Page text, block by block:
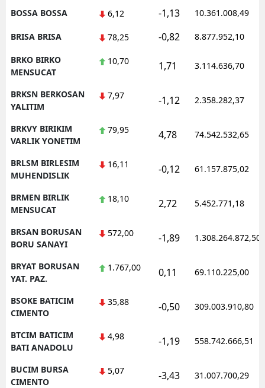
BOSSA BOSSA 6,12 -1,13 10.361.008,49
BRISA BRISA 78,25 -0,82 8.877.952,10
BRKO BIRKO
MENSUCAT
10,70 1,71 3.114.636,70
BRKSN BERKOSAN
YALITIM
7,97 -1,12 2.358.282,37
BRKVY BIRIKIM
VARLIK YONETIM
79,95 4,78 74.542.532,65
BRLSM BIRLESIM
MUHENDISLIK
16,11 -0,12 61.157.875,02
BRMEN BIRLIK
MENSUCAT
18,10 2,72 5.452.771,18
BRSAN BORUSAN
BORU SANAYI
572,00 -1,89 1.308.264.872,50
BRYAT BORUSAN
YAT. PAZ.
1.767,00 0,11 69.110.225,00
BSOKE BATICIM
CIMENTO
35,88 -0,50 309.003.910,80
BTCIM BATICIM
BATI ANADOLU
4,98 -1,19 558.742.666,51
BUCIM BURSA
CIMENTO
5,07 -3,43 31.007.700,29